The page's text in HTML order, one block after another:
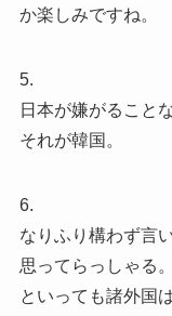
か楽しみですね。
5.
日本が嫌がること
それが韓国。
6.
なりふり構わず言
思ってらっしゃる。
といっても諸外国